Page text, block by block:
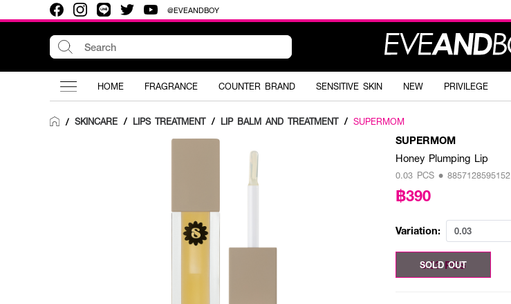
@EVEANDBOY
HOME FRAGRANCE COUNTER BRAND SENSITIVE SKIN NEW PRIVILEGE
/ SKINCARE / LIPS TREATMENT / LIP BALM AND TREATMENT / SUPERMOM
SUPERMOM
Honey Plumping Lip
0.03 PCS • 8857128595152
฿390
Variation: 0.03
0.03 PCS
SOLD OUT